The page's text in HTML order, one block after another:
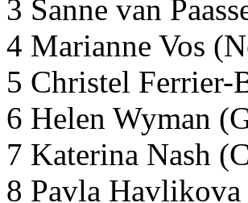
3 Sanne van
4 Marianne Vos
5 Christel Ferrier-
6 Helen Wyman
7 Katerina Nash
8 Pavla